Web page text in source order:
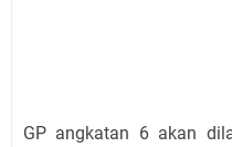
GP angkatan 6 akan